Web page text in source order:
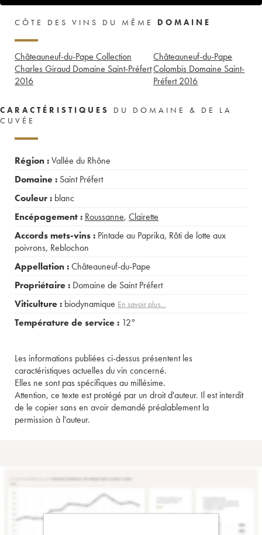
CÔTE DES VINS DU MÊME DOMAINE
Châteauneuf-du-Pape Collection
Charles Giraud Domaine Saint-Préfert
2016
Châteauneuf-du-Pape
Colombis Domaine Saint-
Préfert 2016
CARACTÉRISTIQUES
DU DOMAINE & DE LA
CUVÉE
Région :Vallée du Rhône
Domaine : Saint Préfert
Couleur : blanc
Encépagement : Roussanne, Clairette
Accords mets-vins : Pintade au Paprika, Rôti de lotte aux
poivrons, Reblochon
Appellation :Châteauneuf-du-Pape
Propriétaire : Domaine de Saint Préfert
Viticulture : biodynamique En savoir plus...
Température de service : 12°
Les informations publiées ci-dessus présentent les
caractéristiques actuelles du vin concerné.
Elles ne sont pas spécifiques au millésime.
Attention, ce texte est protégé par un droit d'auteur. Il est interdit
de le copier sans en avoir demandé préalablement la
permission à l'auteur.